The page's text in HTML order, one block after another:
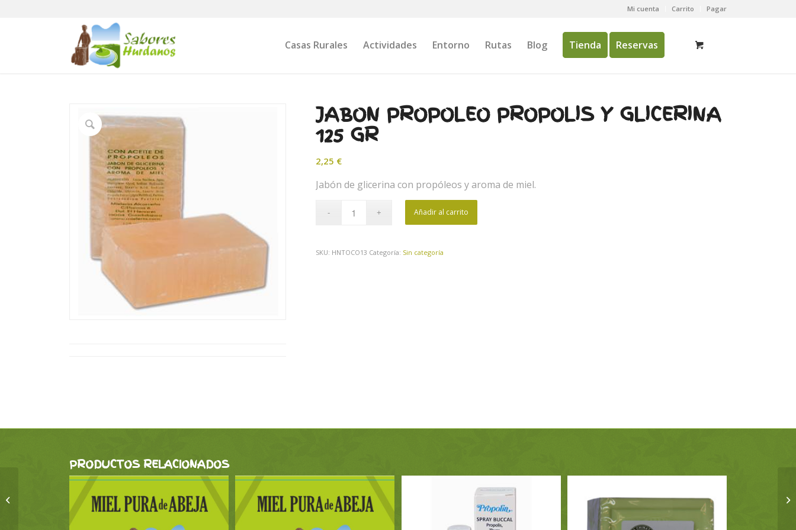
Mi cuenta Carrito Pagar
Casas Rurales Actividades Entorno Rutas Blog Tienda Reservas
JABON PROPOLEO PROPOLIS Y GLICERINA
125 GR
2,25 €
Jabón de glicerina con propóleos y aroma de miel.
Añadir al carrito
SKU: HNTOCO13 Categoría: Sin categoría
PRODUCTOS RELACIONADOS
Jabón al Aceite de